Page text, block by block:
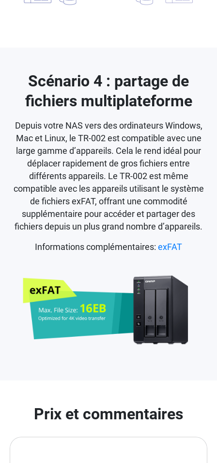
Scénario 4 : partage de
fichiers multiplateforme
Depuis votre NAS vers des ordinateurs Windows,
Mac et Linux, le TR-002 est compatible avec une
large gamme d’appareils. Cela le rend idéal pour
déplacer rapidement de gros fichiers entre
différents appareils. Le TR-002 est même
compatible avec les appareils utilisant le système
de fichiers exFAT, offrant une commodité
supplémentaire pour accéder et partager des
fichiers depuis un plus grand nombre d’appareils.
Informations complémentaires: exFAT
Prix et commentaires